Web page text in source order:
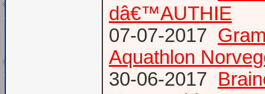
dâ€™AUTHIE
07-07-2017
Aquathlon
30-06-2017